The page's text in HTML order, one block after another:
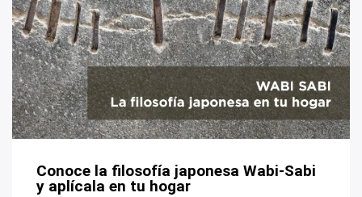
Conoce la filosofía japonesa Wabi-Sabi
y aplícala en tu hogar